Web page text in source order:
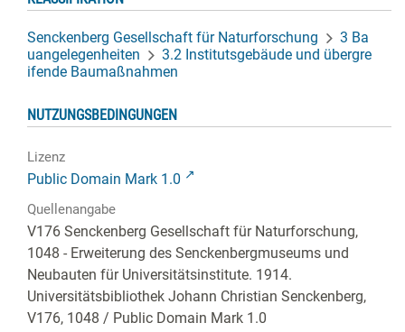
Senckenberg Gesellschaft für Naturforschung
3 Ba
uangelegenheiten
3.2 Institutsgebäude und übergre
ifende Baumaßnahmen
NUTZUNGSBEDINGUNGEN
Lizenz
Public Domain Mark 1.0
Quellenangabe
V176 Senckenberg Gesellschaft für Naturforschung,
1048 - Erweiterung des Senckenbergmuseums und
Neubauten für Universitätsinstitute. 1914.
Universitätsbibliothek Johann Christian Senckenberg,
V176, 1048 / Public Domain Mark 1.0